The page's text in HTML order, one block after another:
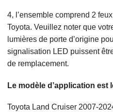
4, l’ensemble comprend 2
Toyota. Veuillez noter que
lumières de porte d’origine
signalisation LED puissent
de remplacement.
Le modèle d’application est
Toyota Land Cruiser 2007-